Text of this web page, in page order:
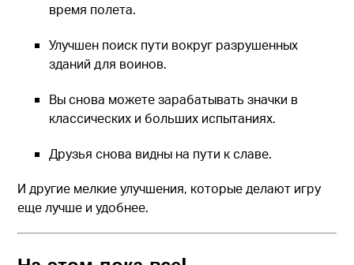
время полета.
Улучшен поиск пути вокруг разрушенных
зданий для воинов.
Вы снова можете зарабатывать значки в
классических и больших испытаниях.
Друзья снова видны на пути к славе.
И другие мелкие улучшения, которые делают игру
еще лучше и удобнее.